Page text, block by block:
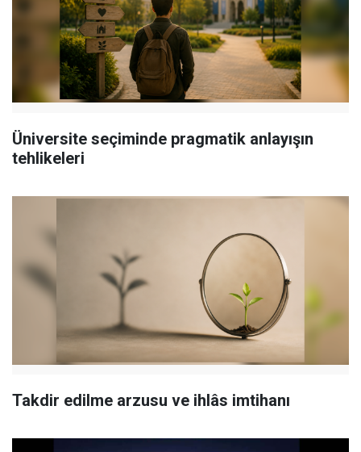
Üniversite seçiminde pragmatik anlayışın
tehlikeleri
Takdir edilme arzusu ve ihlâs imtihanı